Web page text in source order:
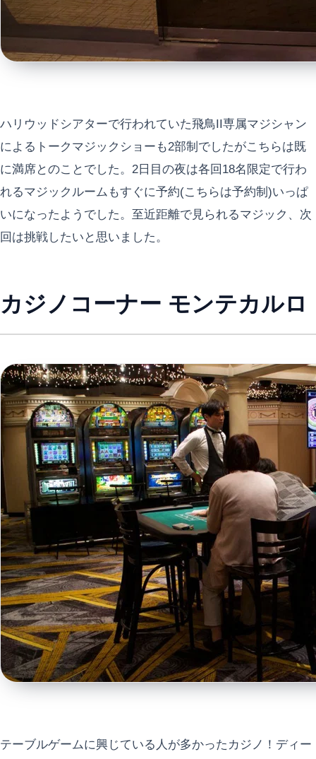
ハリウッドシアターで行われていた飛鳥II専属マジシャン
によるトークマジックショーも2部制でしたがこちらは既
に満席とのことでした。2日目の夜は各回18名限定で行わ
れるマジックルームもすぐに予約(こちらは予約制)いっぱ
いになったようでした。至近距離で見られるマジック、次
回は挑戦したいと思いました。
カジノコーナー モンテカルロ
テーブルゲームに興じている人が多かったカジノ！ディー